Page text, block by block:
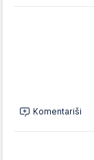
Komentariši